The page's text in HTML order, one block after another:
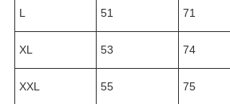
L 51 71
XL 53 74
XXL 55 75